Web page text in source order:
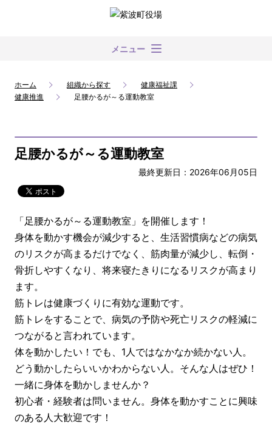
メニュー
ホーム 組織から探す
健康福祉課
健康推進
足腰かるが～る運動教室
足腰かるが～る運動教室
最終更新日：2026年06月05日
「足腰かるが～る運動教室」を開催します！
身体を動かす機会が減少すると、生活習慣病などの病気
のリスクが高まるだけでなく、筋肉量が減少し、転倒・
骨折しやすくなり、将来寝たきりになるリスクが高まり
ます。
筋トレは健康づくりに有効な運動です。
筋トレをすることで、病気の予防や死亡リスクの軽減に
つながると言われています。
体を動かしたい！でも、1人ではなかなか続かない人。
どう動かしたらいいかわからない人。そんな人はぜひ！
一緒に身体を動かしませんか？
初心者・経験者は問いません。身体を動かすことに興味
のある人大歓迎です！